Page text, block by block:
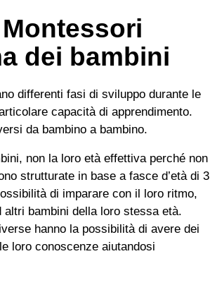
dei bambini
differenti fasi di sviluppo durante le
capacità di apprendimento.
da bambino a bambino.
non la loro età effettiva perché non
strutturate in base a fasce d’età di 3
di imparare con il loro ritmo,
bambini della loro stessa età.
hanno la possibilità di avere dei
loro conoscenze aiutandosi